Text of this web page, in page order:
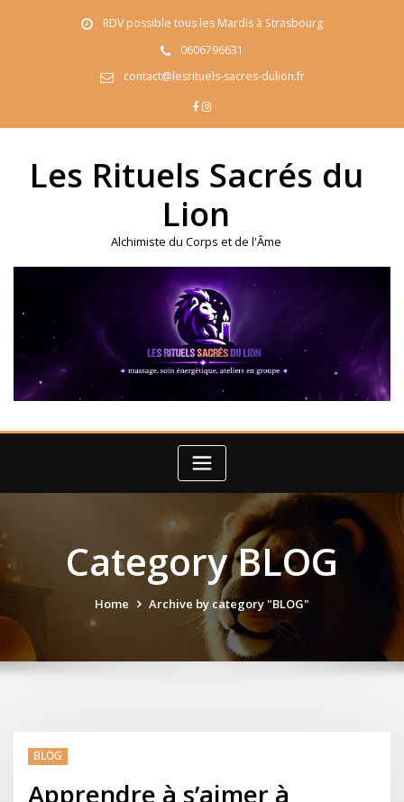
RDV possible tous les Mardis à Strasbourg
0606796631
contact@lesrituels-sacres-dulion.fr
Les Rituels Sacrés du
Lion
Alchimiste du Corps et de l'Âme
Category BLOG
Home Archive by category "BLOG"
BLOG
Apprendre à s’aimer à